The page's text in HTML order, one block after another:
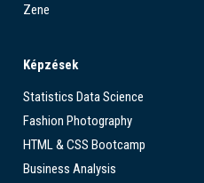
Zene
Képzések
Statistics Data Science
Fashion Photography
HTML & CSS Bootcamp
Business Analysis